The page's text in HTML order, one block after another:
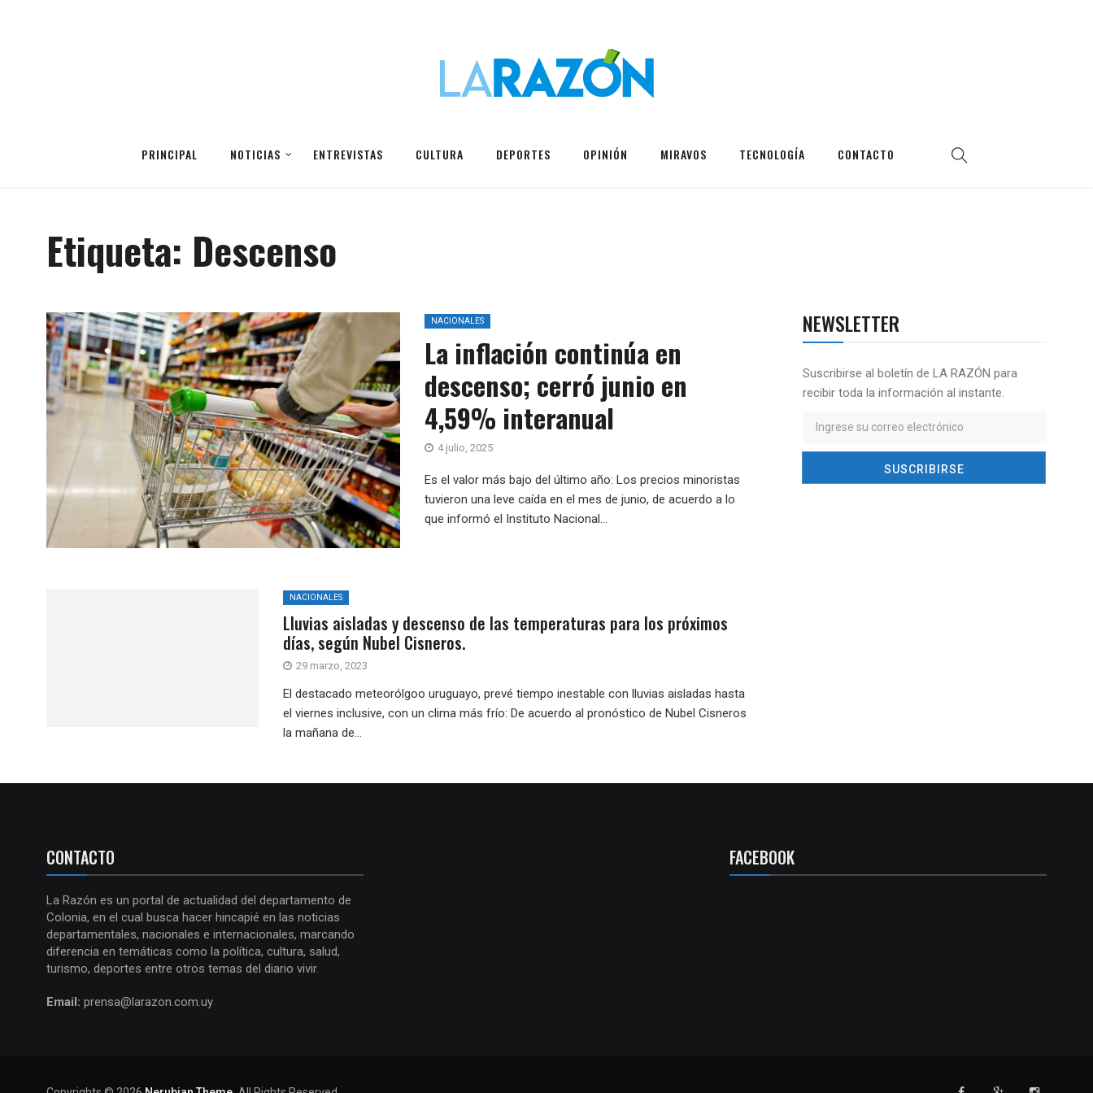
PRINCIPAL NOTICIAS ENTREVISTAS CULTURA DEPORTES OPINIÓN MIRAVOS TECNOLOGÍA CONTACTO
Etiqueta: Descenso
NACIONALES
La inflación continúa en
descenso; cerró junio en
4,59% interanual
4 julio, 2025
Es el valor más bajo del último año: Los precios minoristas
tuvieron una leve caída en el mes de junio, de acuerdo a lo
que informó el Instituto Nacional...
NACIONALES
Lluvias aisladas y descenso de las temperaturas para los próximos
días, según Nubel Cisneros.
29 marzo, 2023
El destacado meteorólgoo uruguayo, prevé tiempo inestable con lluvias aisladas hasta
el viernes inclusive, con un clima más frío: De acuerdo al pronóstico de Nubel Cisneros
la mañana de...
NEWSLETTER
Suscribirse al boletín de LA RAZÓN para
recibir toda la información al instante.
CONTACTO
La Razón es un portal de actualidad del departamento de
Colonia, en el cual busca hacer hincapié en las noticias
departamentales, nacionales e internacionales, marcando
diferencia en temáticas como la política, cultura, salud,
turismo, deportes entre otros temas del diario vivir.
Email: prensa@larazon.com.uy
FACEBOOK